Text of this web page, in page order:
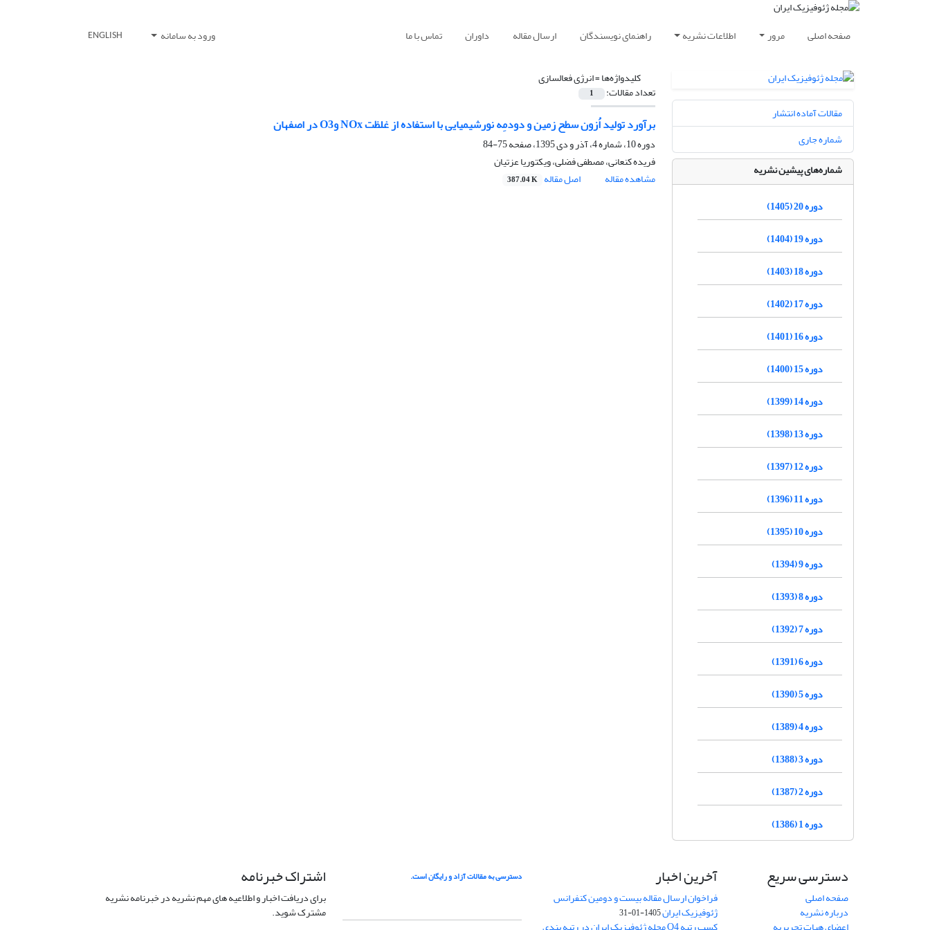
صفحه اصلی مرور اطلاعات نشریه راهنمای نویسندگان ارسال مقاله داوران تماس با ما ورود به سامانه ENGLISH
کلیدواژه‌ها =انرژی فعال­سازی
تعداد مقالات: 1
برآورد تولید اُزون سطح زمین و دودمِه نورشیمیایی با استفاده از غلظت NOx وO3 در اصفهان
دوره 10، شماره 4، آذر و دی 1395، صفحه
75-84
فریده کنعانی، مصطفی فضلی، ویکتوریا عزتیان
مشاهده مقاله
اصل مقاله 387.04 K
مقالات آماده انتشار
شماره جاری
شماره‌های پیشین نشریه
دوره 20 (1405)
دوره 19 (1404)
دوره 18 (1403)
دوره 17 (1402)
دوره 16 (1401)
دوره 15 (1400)
دوره 14 (1399)
دوره 13 (1398)
دوره 12 (1397)
دوره 11 (1396)
دوره 10 (1395)
دوره 9 (1394)
دوره 8 (1393)
دوره 7 (1392)
دوره 6 (1391)
دوره 5 (1390)
دوره 4 (1389)
دوره 3 (1388)
دوره 2 (1387)
دوره 1 (1386)
دسترسی سریع
صفحه اصلی
درباره نشریه
آخرین اخبار
فراخوان ارسال مقاله بیست و دومین کنفرانس
ژئوفیزیک ایران1405-01-31
دسترسی به مقالات آزاد و رایگان است. اشتراک خبرنامه
برای دریافت اخبار و اطلاعیه های مهم نشریه در خبرنامه نشریه
مشترک شوید.